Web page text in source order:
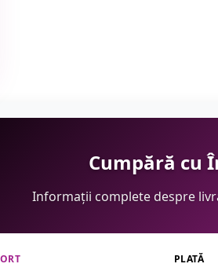
Cumpără cu
Informații complete despre
PLATĂ